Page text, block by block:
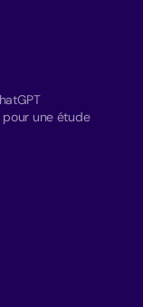
une étude